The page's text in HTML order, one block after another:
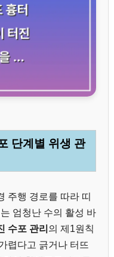
단계별 위생 관
주행 경로를 따라 띠
엄청난 수의 활성 바
수포 관리 의 제1원칙
렵다고 긁거나 터뜨